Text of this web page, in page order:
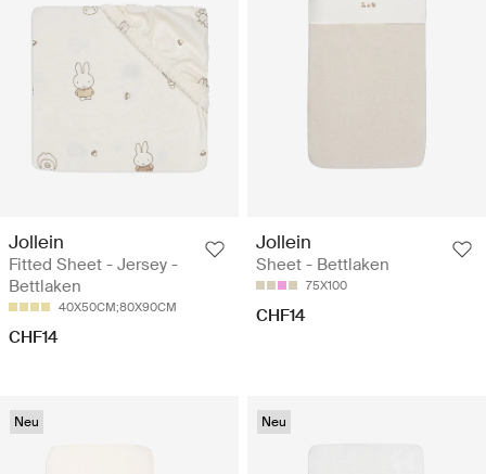
Jollein
Fitted Sheet - Jersey -
Bettlaken
40X50CM;80X90CM
CHF14
Jollein
Sheet - Bettlaken
75X100
CHF14
Neu Neu